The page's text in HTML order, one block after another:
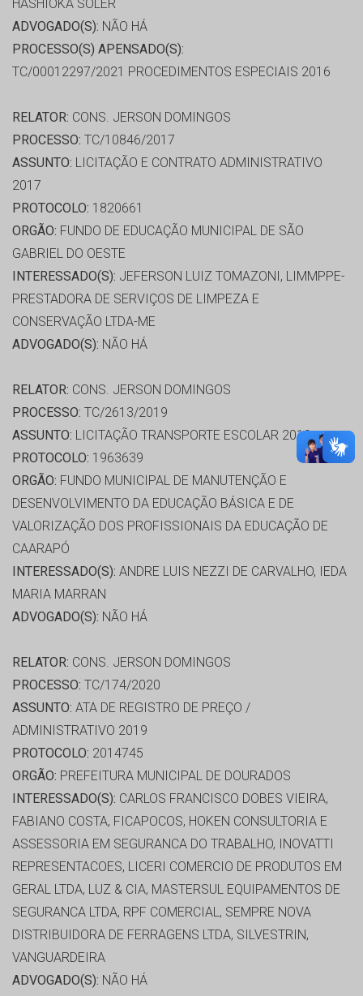
HASHIOKA SOLER
ADVOGADO(S): NÃO HÁ
PROCESSO(S) APENSADO(S):
TC/00012297/2021 PROCEDIMENTOS ESPECIAIS 2016
RELATOR: CONS. JERSON DOMINGOS
PROCESSO: TC/10846/2017
ASSUNTO: LICITAÇÃO E CONTRATO ADMINISTRATIVO
2017
PROTOCOLO: 1820661
ORGÃO: FUNDO DE EDUCAÇÃO MUNICIPAL DE SÃO
GABRIEL DO OESTE
INTERESSADO(S): JEFERSON LUIZ TOMAZONI, LIMMPPE-
PRESTADORA DE SERVIÇOS DE LIMPEZA E
CONSERVAÇÃO LTDA-ME
ADVOGADO(S): NÃO HÁ
RELATOR: CONS. JERSON DOMINGOS
PROCESSO: TC/2613/2019
ASSUNTO: LICITAÇÃO TRANSPORTE ESCOLAR 2019
PROTOCOLO: 1963639
ORGÃO: FUNDO MUNICIPAL DE MANUTENÇÃO E
DESENVOLVIMENTO DA EDUCAÇÃO BÁSICA E DE
VALORIZAÇÃO DOS PROFISSIONAIS DA EDUCAÇÃO DE
CAARAPÓ
INTERESSADO(S): ANDRE LUIS NEZZI DE CARVALHO, IEDA
MARIA MARRAN
ADVOGADO(S): NÃO HÁ
RELATOR: CONS. JERSON DOMINGOS
PROCESSO: TC/174/2020
ASSUNTO: ATA DE REGISTRO DE PREÇO /
ADMINISTRATIVO 2019
PROTOCOLO: 2014745
ORGÃO: PREFEITURA MUNICIPAL DE DOURADOS
INTERESSADO(S): CARLOS FRANCISCO DOBES VIEIRA,
FABIANO COSTA, FICAPOCOS, HOKEN CONSULTORIA E
ASSESSORIA EM SEGURANCA DO TRABALHO, INOVATTI
REPRESENTACOES, LICERI COMERCIO DE PRODUTOS EM
GERAL LTDA, LUZ & CIA, MASTERSUL EQUIPAMENTOS DE
SEGURANCA LTDA, RPF COMERCIAL, SEMPRE NOVA
DISTRIBUIDORA DE FERRAGENS LTDA, SILVESTRIN,
VANGUARDEIRA
ADVOGADO(S): NÃO HÁ